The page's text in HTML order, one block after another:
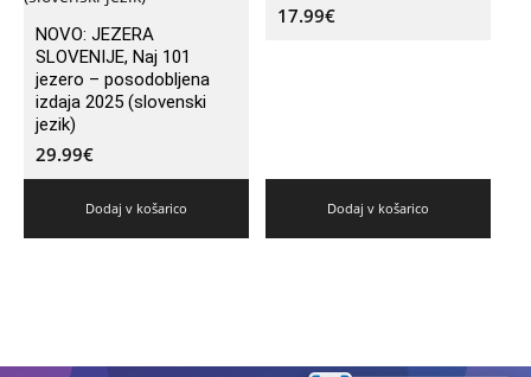
NOVO: JEZERA
SLOVENIJE, Naj 101
jezero – posodobljena
izdaja 2025 (slovenski
jezik)
29.99€
Dodaj v košarico
17.99€
Dodaj v košarico